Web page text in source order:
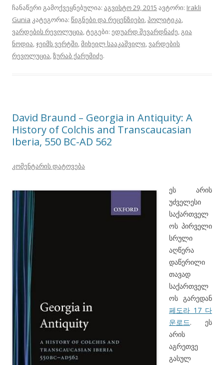
ჩანაწერი გამოქვეყნებულია: აგვისტო 29, 2015 ავტორი: Irakli
Gunia კატეგორია: წიგნები და რეცენზიები,პოლიტიკა,
ვარდების რევოლუცია, ტეგები: ედუარდ შევარდნაძე,გია
ნოდია,ჯეიმს ვერტში,მიხეილ სააკაშვილი,ვარდების
რევოლუცია,ზურაბ ქარუმიძე.
David Braund – Georgia in Antiquity: A
History of Colchis and Transcaucasian
Iberia, 550 BC-AD 562
კომენტარის დატოვება
ეს არის
უძველესი
საქართველ
ოს პირველი
სრული
აღწერა
დაწერილი
თავად
საქართველ
ოს გარედან
페도라 17 다
운로드. ეს
არის
აგრეთვე
გასულ